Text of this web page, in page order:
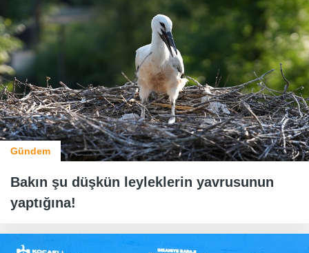
Gündem
Bakın şu düşkün leyleklerin yavrusunun
yaptığına!